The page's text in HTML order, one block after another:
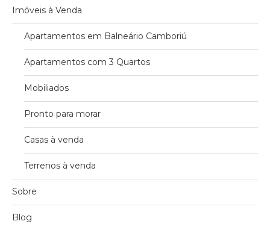
Imóveis à Venda
Apartamentos em Balneário Camboriú
Apartamentos com 3 Quartos
Mobiliados
Pronto para morar
Casas à venda
Terrenos à venda
Sobre
Blog